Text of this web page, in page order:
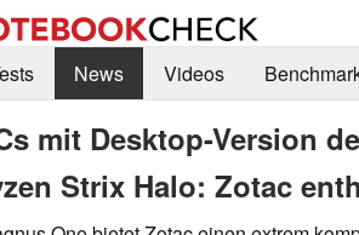
News Videos
mit Desktop-Version
Strix Halo: Zotac